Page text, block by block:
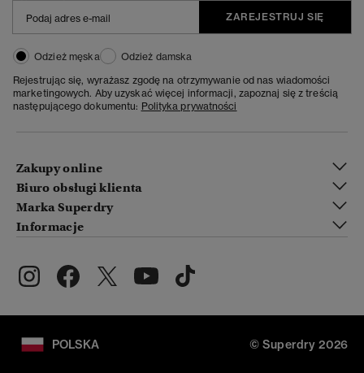
ZAREJESTRUJ SIĘ
Odzież męska
Odzież damska
Rejestrując się, wyrażasz zgodę na otrzymywanie od nas wiadomości
marketingowych. Aby uzyskać więcej informacji, zapoznaj się z treścią
następującego dokumentu: Polityka prywatności
Zakupy online
Biuro obsługi klienta
Marka Superdry
Informacje
POLSKA © Superdry 2026